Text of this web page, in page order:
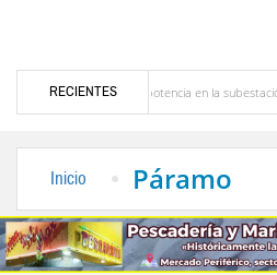
RECIENTES
transformador de potencia en la subestación
Inicio Páramo